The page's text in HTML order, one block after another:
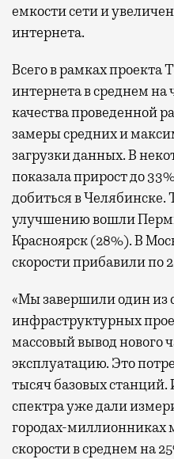
емкости сети и
интернета.
Всего в рамках проекта
интернета в среднем на
качества проведенной
замеры средних и
загрузки данных. В
показала прирост до
добиться в Челябинске.
улучшению вошли
Красноярск (28%). В
скорости прибавили по
«Мы завершили один
инфраструктурных
массовый вывод нового
эксплуатацию. Это
тысяч базовых станций.
спектра уже дали
городах-миллионниках
скорости в среднем на